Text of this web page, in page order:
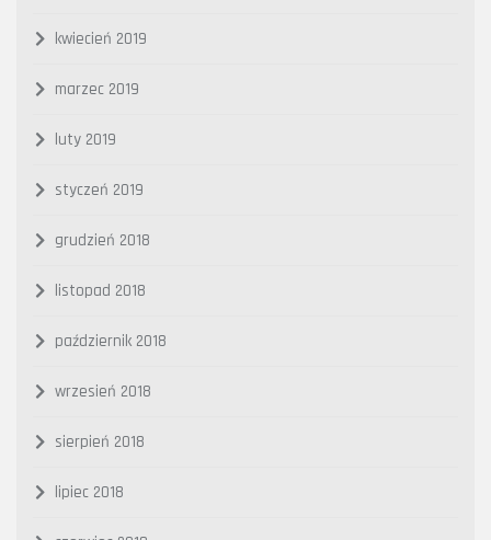
kwiecień 2019
marzec 2019
luty 2019
styczeń 2019
grudzień 2018
listopad 2018
październik 2018
wrzesień 2018
sierpień 2018
lipiec 2018